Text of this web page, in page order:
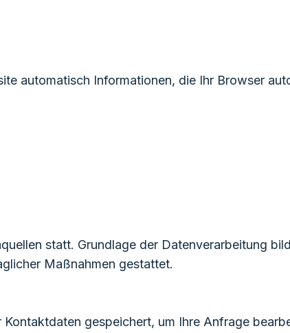
automatisch Informationen, die Ihr Browser
statt. Grundlage der Datenverarbeitung
Maßnahmen gestattet.
gespeichert, um Ihre Anfrage